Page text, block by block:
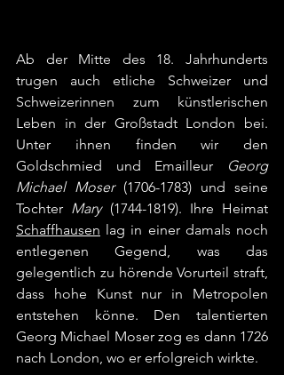
Ab der Mitte des 18. Jahrhunderts
trugen auch etliche Schweizer und
Schweizerinnen zum künstlerischen
Leben in der Großstadt London bei.
Unter ihnen finden wir den
Goldschmied und Emailleur
Georg
Michael Moser (1706-1783) und seine
Tochter Mary
Schaffhausen lag in einer damals noch
entlegenen Gegend, was das
gelegentlich zu hörende Vorurteil straft,
dass hohe Kunst nur in Metropolen
entstehen könne. Den talentierten
Georg Michael Moser zog es dann 1726
nach London, wo er erfolgreich wirkte.